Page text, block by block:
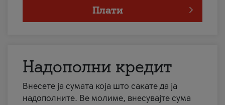
Плати
Надополни кредит
Внесете ја сумата која што сакате да ја
надополните. Ве молиме, внесувајте сума